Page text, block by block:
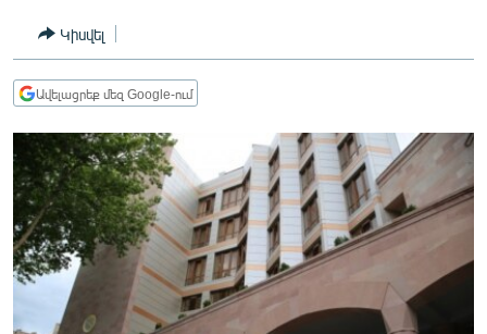
ՏՆՏԵՍՈՒԹՅՈՒՆ
ՂԱՐԱԲԱՂ
ՊԱՏԵՐԱԶՄԻ 6 ՇԱԲԱԹՆԵՐԸ
ՏԱՐԱԾԱՇՐՋԱՆ
ՄԻՋԱԶԳԱՅԻՆ
ՄՇԱԿՈՒՅԹ
ՍՊՈՐՏ
ՄԵԿՆԱԲԱՆՈՒԹՅՈՒՆ
Կիսվել
Ավելացրեք մեզ Google-ում